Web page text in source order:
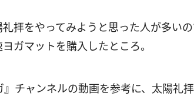
拝をやってみようと思った人が多い
ガマットを購入したところ。
チャンネルの動画を参考に、太陽礼